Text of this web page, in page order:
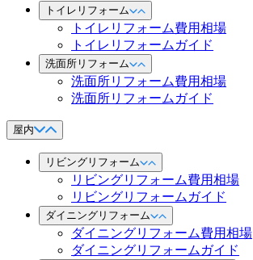
トイレリフォーム
トイレリフォーム費用相場
トイレリフォームガイド
洗面所リフォーム
洗面所リフォーム費用相場
洗面所リフォームガイド
屋内
リビングリフォーム
リビングリフォーム費用相場
リビングリフォームガイド
ダイニングリフォーム
ダイニングリフォーム費用相場
ダイニングリフォームガイド